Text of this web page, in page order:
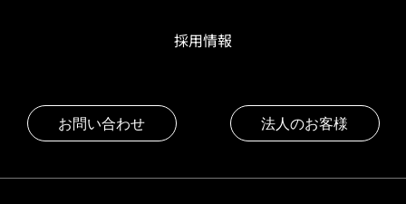
採用情報
お問い合わせ 法人のお客様